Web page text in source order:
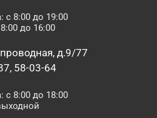
с 8:00 до 19:00
до 16:00
д.9/77
58-03-64
с 8:00 до 18:00